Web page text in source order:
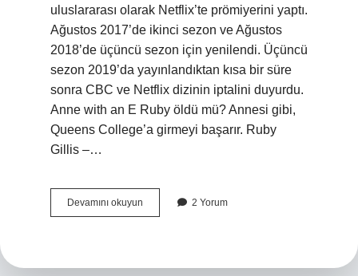
uluslararası olarak Netflix’te prömiyerini yaptı.
Ağustos 2017’de ikinci sezon ve Ağustos
2018’de üçüncü sezon için yenilendi. Üçüncü
sezon 2019’da yayınlandıktan kısa bir süre
sonra CBC ve Netflix dizinin iptalini duyurdu.
Anne with an E Ruby öldü mü? Annesi gibi,
Queens College’a girmeyi başarır. Ruby
Gillis –…
Devamını okuyun
With
2 Yorum